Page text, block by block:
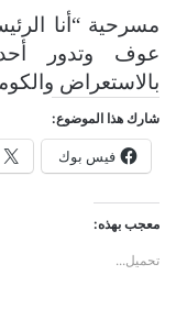
مسرحية “أنا
عوف وتدور
بالاستعراض
شارك هذا الموضوع:
فيس بوك
معجب بهذه:
تحميل...